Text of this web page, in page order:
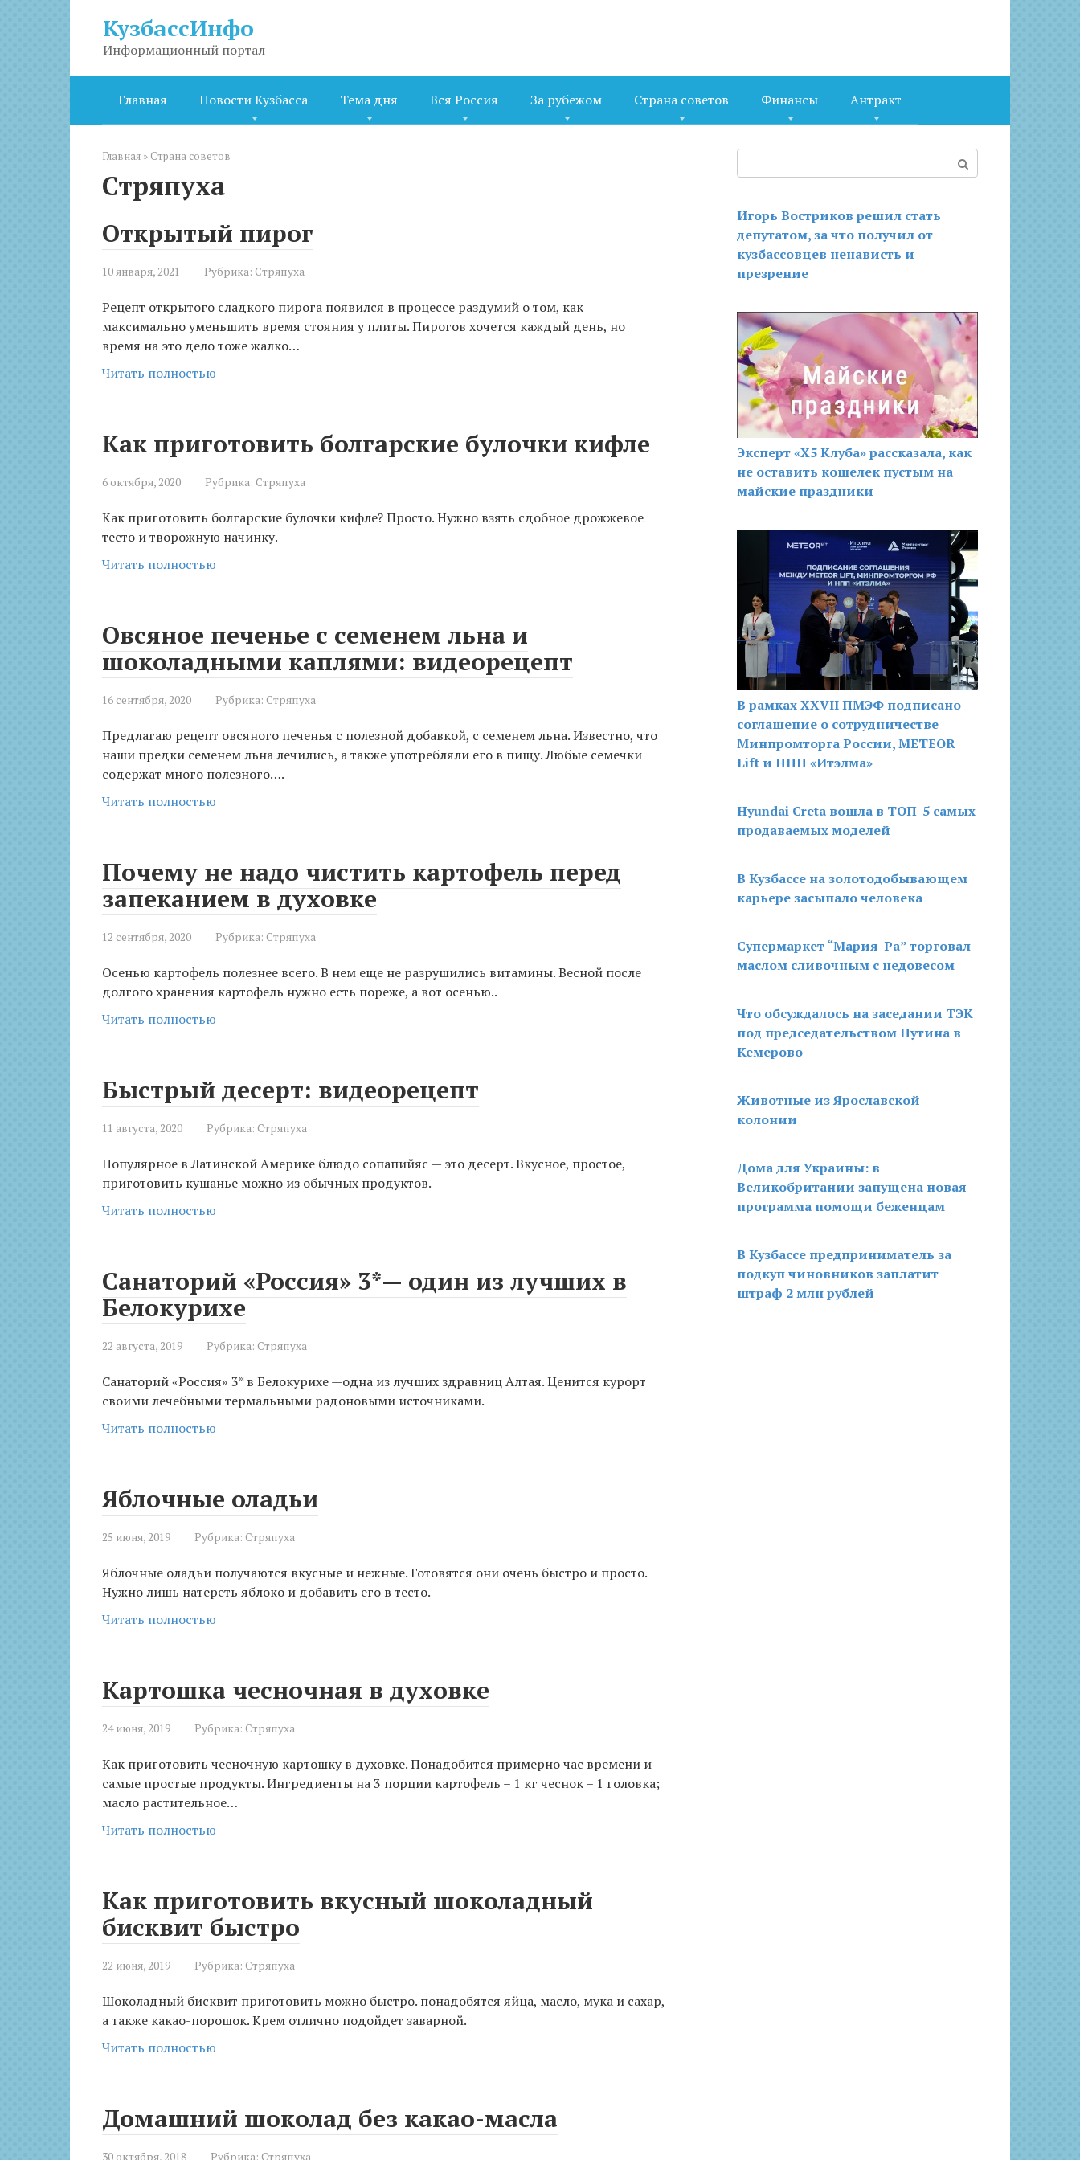
КузбассИнфо
Информационный портал
Главная Новости Кузбасса Тема дня Вся Россия За рубежом Страна советов Финансы Антракт
Главная » Страна советов
Стряпуха
Открытый пирог
10 января, 2021 Рубрика: Стряпуха
Рецепт открытого сладкого пирога появился в процессе раздумий о том, как
максимально уменьшить время стояния у плиты. Пирогов хочется каждый день, но
время на это дело тоже жалко…
Читать полностью
Как приготовить болгарские булочки кифле
6 октября, 2020 Рубрика: Стряпуха
Как приготовить болгарские булочки кифле? Просто. Нужно взять сдобное дрожжевое
тесто и творожную начинку.
Читать полностью
Овсяное печенье с семенем льна и
шоколадными каплями: видеорецепт
16 сентября, 2020 Рубрика: Стряпуха
Предлагаю рецепт овсяного печенья с полезной добавкой, с семенем льна. Известно, что
наши предки семенем льна лечились, а также употребляли его в пищу. Любые семечки
содержат много полезного….
Читать полностью
Почему не надо чистить картофель перед
запеканием в духовке
12 сентября, 2020 Рубрика: Стряпуха
Осенью картофель полезнее всего. В нем еще не разрушились витамины. Весной после
долгого хранения картофель нужно есть пореже, а вот осенью..
Читать полностью
Быстрый десерт: видеорецепт
11 августа, 2020 Рубрика: Стряпуха
Популярное в Латинской Америке блюдо сопапийяс — это десерт. Вкусное, простое,
приготовить кушанье можно из обычных продуктов.
Читать полностью
Санаторий «Россия» 3*— один из лучших в
Белокурихе
22 августа, 2019 Рубрика: Стряпуха
Санаторий «Россия» 3* в Белокурихе —одна из лучших здравниц Алтая. Ценится курорт
своими лечебными термальными радоновыми источниками.
Читать полностью
Яблочные оладьи
25 июня, 2019 Рубрика: Стряпуха
Яблочные оладьи получаются вкусные и нежные. Готовятся они очень быстро и просто.
Нужно лишь натереть яблоко и добавить его в тесто.
Читать полностью
Картошка чесночная в духовке
24 июня, 2019 Рубрика: Стряпуха
Как приготовить чесночную картошку в духовке. Понадобится примерно час времени и
самые простые продукты. Ингредиенты на 3 порции картофель – 1 кг чеснок – 1 головка;
масло растительное…
Читать полностью
Как приготовить вкусный шоколадный
бисквит быстро
22 июня, 2019 Рубрика: Стряпуха
Шоколадный бисквит приготовить можно быстро. понадобятся яйца, масло, мука и сахар,
а также какао-порошок. Крем отлично подойдет заварной.
Читать полностью
Домашний шоколад без какао-масла
30 октября, 2018 Рубрика: Стряпуха
Игорь Востриков решил стать
депутатом, за что получил от
кузбассовцев ненависть и
презрение
Эксперт «Х5 Клуба» рассказала, как
не оставить кошелек пустым на
майские праздники
В рамках XXVII ПМЭФ подписано
соглашение о сотрудничестве
Минпромторга России, METEOR
Lift и НПП «Итэлма»
Hyundai Creta вошла в ТОП-5 самых
продаваемых моделей
В Кузбассе на золотодобывающем
карьере засыпало человека
Супермаркет “Мария-Ра” торговал
маслом сливочным с недовесом
Что обсуждалось на заседании ТЭК
под председательством Путина в
Кемерово
Животные из Ярославской
колонии
Дома для Украины: в
Великобритании запущена новая
программа помощи беженцам
В Кузбассе предприниматель за
подкуп чиновников заплатит
штраф 2 млн рублей